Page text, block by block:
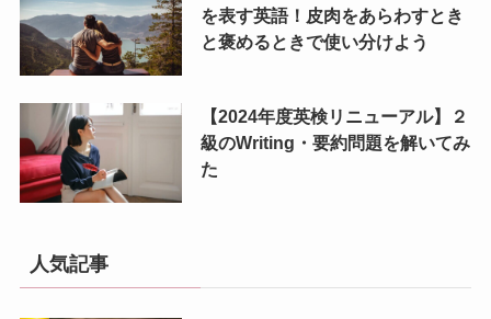
を表す英語！皮肉をあらわすとき
と褒めるときで使い分けよう
【2024年度英検リニューアル】２
級のWriting・要約問題を解いてみ
た
人気記事